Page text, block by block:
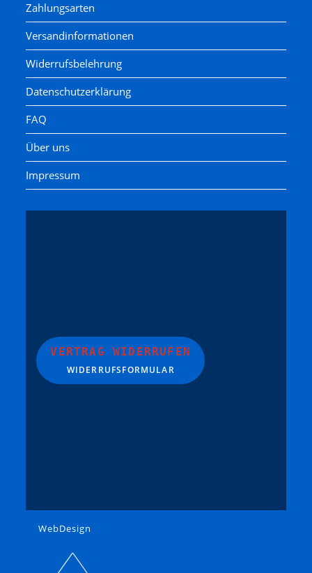
Zahlungsarten
Versandinformationen
Widerrufsbelehrung
Datenschutzerklärung
FAQ
Über uns
Impressum
VERTRAG WIDERRUFEN
WIDERRUFSFORMULAR
WebDesign